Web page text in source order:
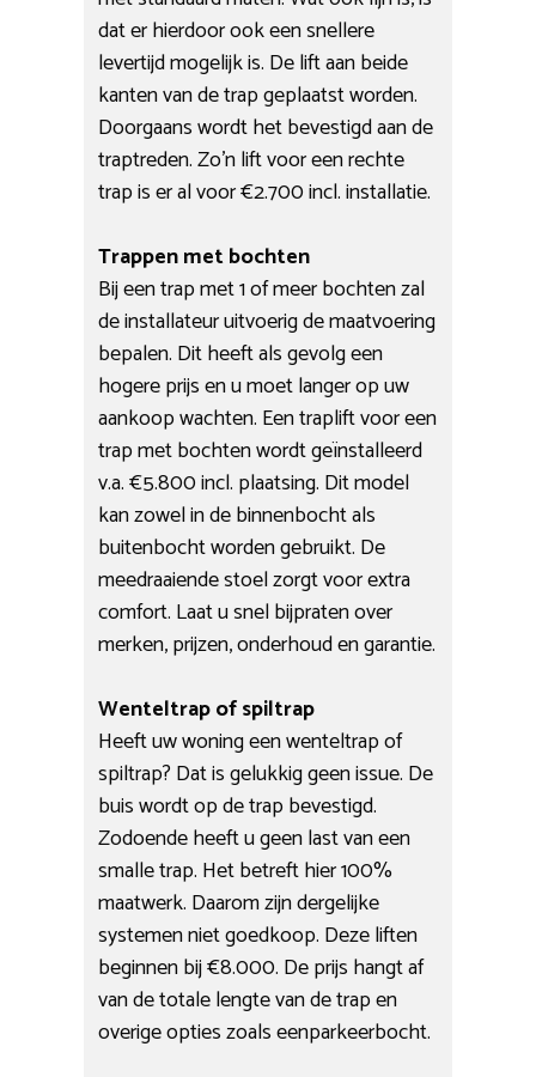
dat er hierdoor ook een snellere
levertijd mogelijk is. De lift aan beide
kanten van de trap geplaatst worden.
Doorgaans wordt het bevestigd aan de
traptreden. Zo’n lift voor een rechte
trap is er al voor €2.700 incl. installatie.
Trappen met bochten
Bij een trap met 1 of meer bochten zal
de installateur uitvoerig de maatvoering
bepalen. Dit heeft als gevolg een
hogere prijs en u moet langer op uw
aankoop wachten. Een traplift voor een
trap met bochten wordt geïnstalleerd
v.a. €5.800 incl. plaatsing. Dit model
kan zowel in de binnenbocht als
buitenbocht worden gebruikt. De
meedraaiende stoel zorgt voor extra
comfort. Laat u snel bijpraten over
merken, prijzen, onderhoud en garantie.
Wenteltrap of spiltrap
Heeft uw woning een wenteltrap of
spiltrap? Dat is gelukkig geen issue. De
buis wordt op de trap bevestigd.
Zodoende heeft u geen last van een
smalle trap. Het betreft hier 100%
maatwerk. Daarom zijn dergelijke
systemen niet goedkoop. Deze liften
beginnen bij €8.000. De prijs hangt af
van de totale lengte van de trap en
overige opties zoals eenparkeerbocht.